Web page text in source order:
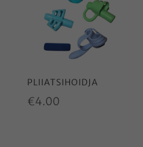
PLIIATSIHOIDJA
€4.00